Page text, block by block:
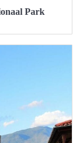
Park